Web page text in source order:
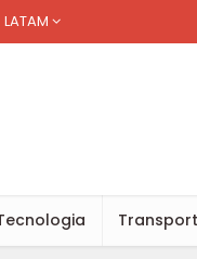
LATAM